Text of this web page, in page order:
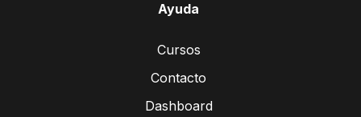
Ayuda
Cursos
Contacto
Dashboard